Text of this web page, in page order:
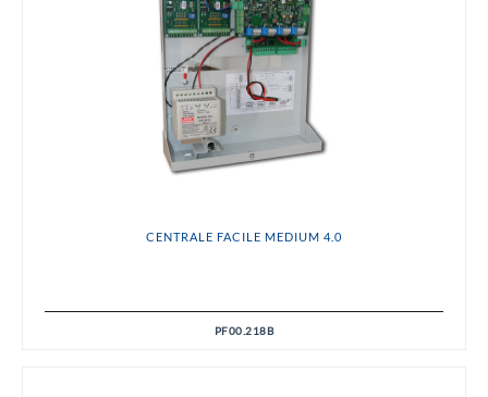
CENTRALE FACILE MEDIUM 4.0
PF00.218B